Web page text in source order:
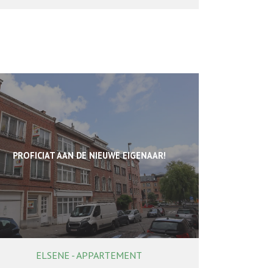
PROFICIAT AAN DE NIEUWE EIGENAAR!
32 m² 1
ELSENE - APPARTEMENT